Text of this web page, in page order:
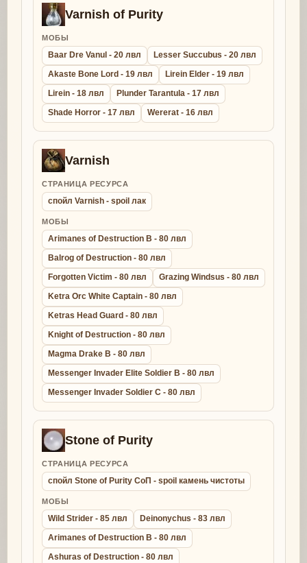
Varnish of Purity
МОБЫ
Baar Dre Vanul - 20 лвл
Lesser Succubus - 20 лвл
Akaste Bone Lord - 19 лвл
Lirein Elder - 19 лвл
Lirein - 18 лвл
Plunder Tarantula - 17 лвл
Shade Horror - 17 лвл
Wererat - 16 лвл
Varnish
СТРАНИЦА РЕСУРСА
спойл Varnish - spoil лак
МОБЫ
Arimanes of Destruction B - 80 лвл
Balrog of Destruction - 80 лвл
Forgotten Victim - 80 лвл
Grazing Windsus - 80 лвл
Ketra Orc White Captain - 80 лвл
Ketras Head Guard - 80 лвл
Knight of Destruction - 80 лвл
Magma Drake B - 80 лвл
Messenger Invader Elite Soldier B - 80 лвл
Messenger Invader Soldier C - 80 лвл
Stone of Purity
СТРАНИЦА РЕСУРСА
спойл Stone of Purity СоП - spoil камень чистоты
МОБЫ
Wild Strider - 85 лвл
Deinonychus - 83 лвл
Arimanes of Destruction B - 80 лвл
Ashuras of Destruction - 80 лвл